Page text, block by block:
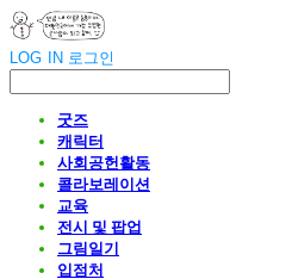
LOG IN 로그인
굿즈
캐릭터
사회공헌활동
콜라보레이션
교육
전시 및 팝업
그림일기
입점처